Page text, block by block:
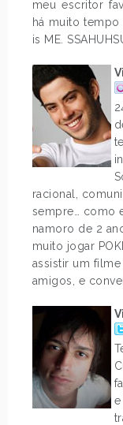
meu escritor
há muito tempo
is ME.
racional,
sempre… como
namoro de 2
muito jogar
assistir um
amigos, e
e